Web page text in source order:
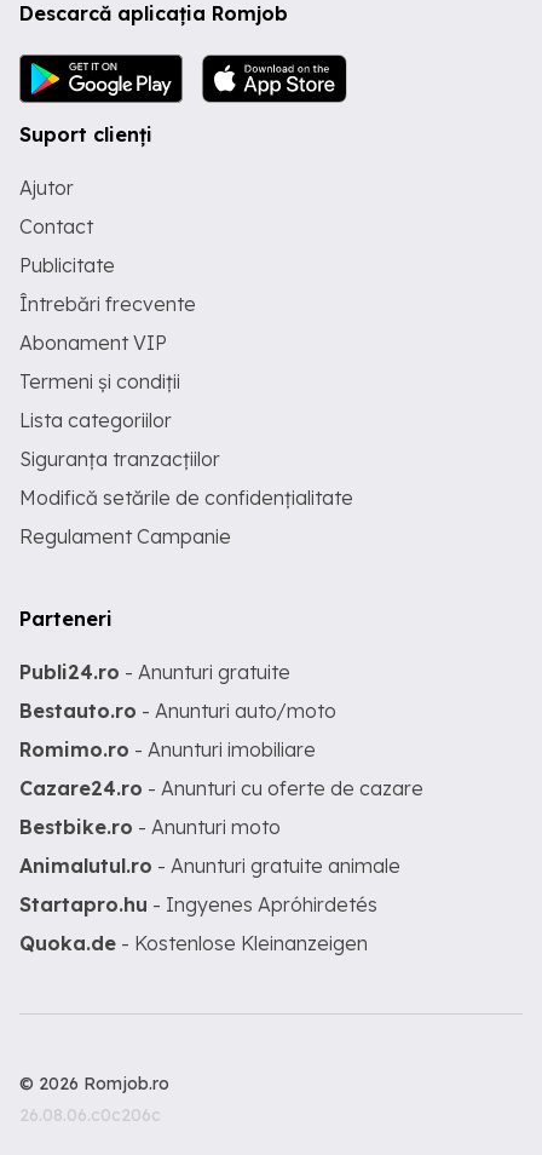
Descarcă aplicația Romjob
Suport clienți
Ajutor
Contact
Publicitate
Întrebări frecvente
Abonament VIP
Termeni și condiții
Lista categoriilor
Siguranța tranzacțiilor
Modifică setările de confidențialitate
Regulament Campanie
Parteneri
Publi24.ro - Anunturi gratuite
Bestauto.ro - Anunturi auto/moto
Romimo.ro - Anunturi imobiliare
Cazare24.ro - Anunturi cu oferte de cazare
Bestbike.ro - Anunturi moto
Animalutul.ro - Anunturi gratuite animale
Startapro.hu - Ingyenes Apróhirdetés
Quoka.de - Kostenlose Kleinanzeigen
© 2026 Romjob.ro
26.08.06.c0c206c